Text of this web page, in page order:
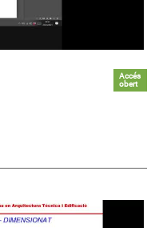
Accés
obert